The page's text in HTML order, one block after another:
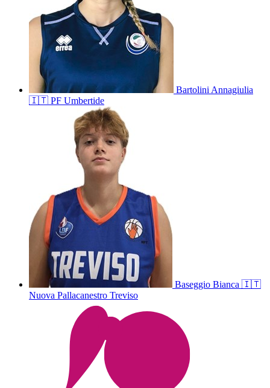
Bartolini Annagiulia
🇮🇹 PF Umbertide
Baseggio Bianca 🇮🇹
Nuova Pallacanestro Treviso